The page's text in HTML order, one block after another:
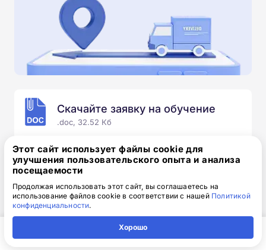
Скачайте заявку на обучение
.doc, 32.52 Кб
Скачайте шаблон, заполните и отправьте по
электронной почтеinfo@1-academy.ru
Обязательно укажите контактный номер телефон.
Наш специалист свяжется с вами и утонит все
детали.
Этот сайт использует файлы cookie для
улучшения пользовательского опыта и анализа
посещаемости
Продолжая использовать этот сайт, вы соглашаетесь на
использование файлов cookie в соответствии с нашей Политикой
конфиденциальности.
Хорошо